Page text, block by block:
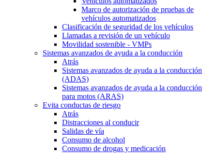
Marco de autorización de pruebas de
vehículos automatizados
Clasificación de seguridad de los vehículos
Llamadas a revisión de un vehículo
Movilidad sostenible - VMPs
Sistemas avanzados de ayuda a la conducción
Atrás
Sistemas avanzados de ayuda a la conducción
(ADAS)
Sistemas avanzados de ayuda a la conducción
para motos (ARAS)
Evita conductas de riesgo
Atrás
Distracciones al conducir
Salidas de vía
Consumo de alcohol
Consumo de drogas y medicación